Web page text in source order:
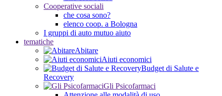
Cooperative sociali
che cosa sono?
elenco coop. a Bologna
I gruppi di auto mutuo aiuto
tematiche
Abitare
Aiuti economici
Budget di Salute e
Recovery
Gli Psicofarmaci